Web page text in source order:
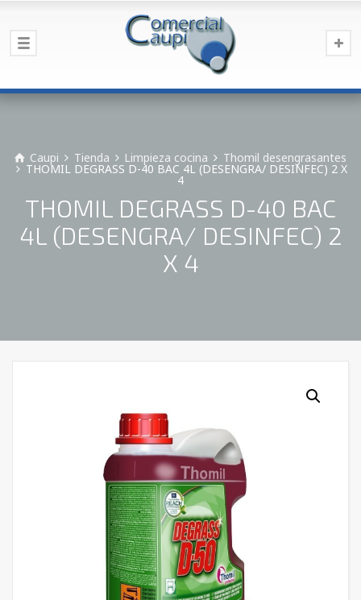
Caupi Tienda Limpieza cocina Thomil desengrasantes
THOMIL DEGRASS D-40 BAC 4L (DESENGRA/ DESINFEC) 2 X
4
THOMIL DEGRASS D-40 BAC
4L (DESENGRA/ DESINFEC) 2
X 4